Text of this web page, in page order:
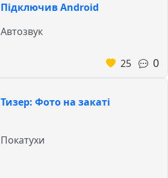
Підключив Android
Автозвук
25 0
Тизер: Фото на закаті
Покатухи